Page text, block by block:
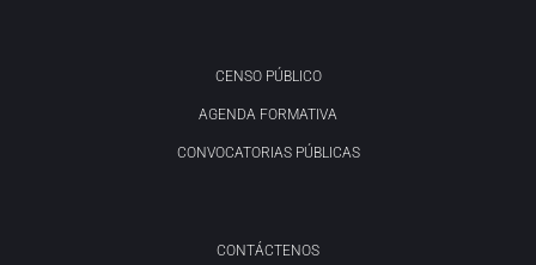
CENSO PÚBLICO
AGENDA FORMATIVA
CONVOCATORIAS PÚBLICAS
CONTÁCTENOS